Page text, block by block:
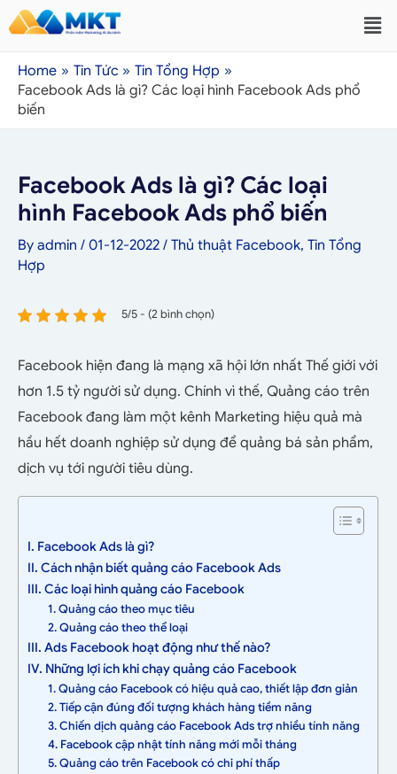
Home Tin Tức
Tin Tổng Hợp
Facebook Ads là gì? Các loại hình Facebook Ads phổ
biến
Facebook Ads là gì? Các loại
hình Facebook Ads phổ biến
By admin / 01-12-2022 / Thủ thuật Facebook, Tin Tổng
Hợp
5/5 - (2 bình chọn)
Facebook hiện đang là mạng xã hội lớn nhất Thế giới với
hơn 1.5 tỷ người sử dụng. Chính vì thế, Quảng cáo trên
Facebook đang làm một kênh Marketing hiệu quả mà
hầu hết doanh nghiệp sử dụng để quảng bá sản phẩm,
dịch vụ tới người tiêu dùng.
I. Facebook Ads là gì?
II. Cách nhận biết quảng cáo Facebook Ads
III. Các loại hình quảng cáo Facebook
1. Quảng cáo theo mục tiêu
2. Quảng cáo theo thể loại
III. Ads Facebook hoạt động như thế nào?
IV. Những lợi ích khi chạy quảng cáo Facebook
1. Quảng cáo Facebook có hiệu quả cao, thiết lập đơn giản
2. Tiếp cận đúng đối tượng khách hàng tiềm năng
3. Chiến dịch quảng cáo Facebook Ads trợ nhiều tính năng
4. Facebook cập nhật tính năng mới mỗi tháng
5. Quảng cáo trên Facebook có chi phí thấp